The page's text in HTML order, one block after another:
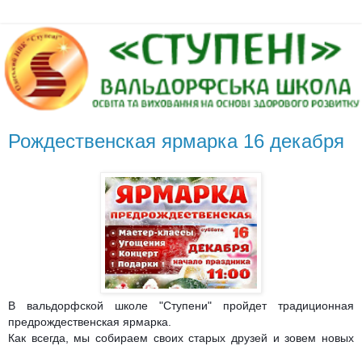
Рождественская ярмарка 16 декабря
В вальдорфской школе "Ступени" пройдет традиционная
предрождественская ярмарка.
Как всегда, мы собираем своих старых друзей и зовем новых